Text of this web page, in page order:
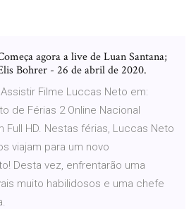
agora a live de Luan Santana;
Bohrer - 26 de abril de 2020.
Assistir Filme Luccas Neto em:
de Férias 2 Online Nacional
Full HD. Nestas férias, Luccas Neto
viajam para um novo
Desta vez, enfrentarão uma
muito habilidosos e uma chefe